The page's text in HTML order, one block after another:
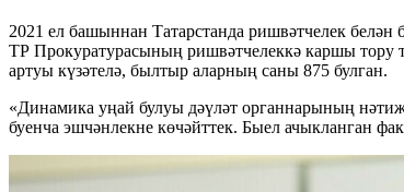
2021 ел башыннан Татарстанда ришвәтчелек
ТР Прокуратурасының ришвәтчелеккә каршы тору
артуы күзәтелә, былтыр аларның саны 875 булган.
«Динамика уңай булуы дәүләт органнарының
буенча эшчәнлекне көчәйттек. Быел ачыкланган